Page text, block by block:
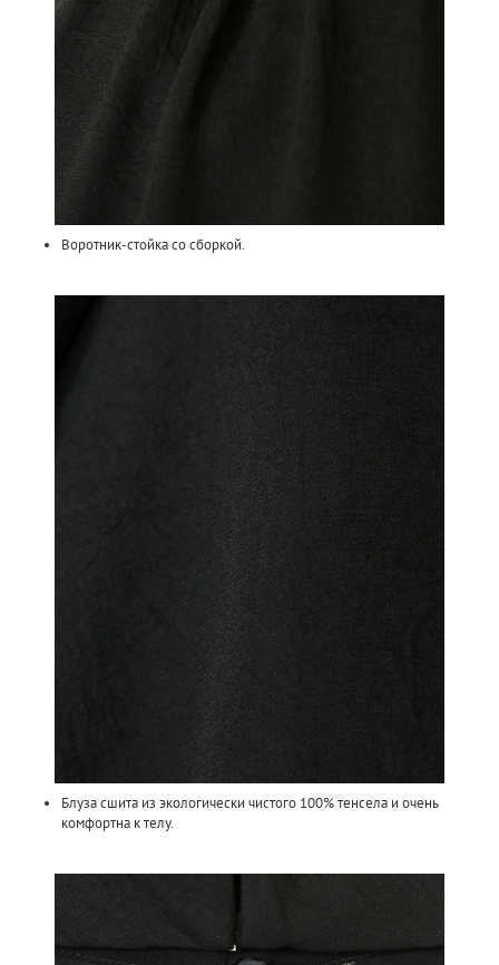
Воротник-стойка со сборкой.
Блуза сшита из экологически чистого 100% тенсела и очень
комфортна к телу.